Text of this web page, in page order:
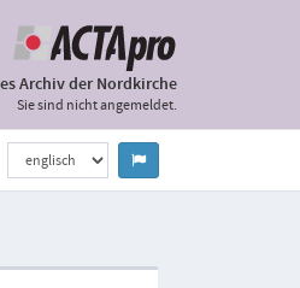
Archiv der Nordkirche
Sie sind nicht angemeldet.